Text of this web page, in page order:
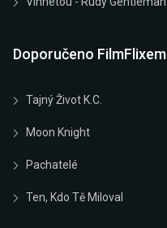
Doporučeno FilmFlixem
Tajný Život K.C.
Moon Knight
Pachatelé
Ten, Kdo Tě Miloval